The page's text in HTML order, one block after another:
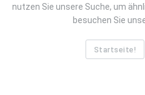
nutzen Sie unsere Suche, um
besuchen Sie
Startseite!